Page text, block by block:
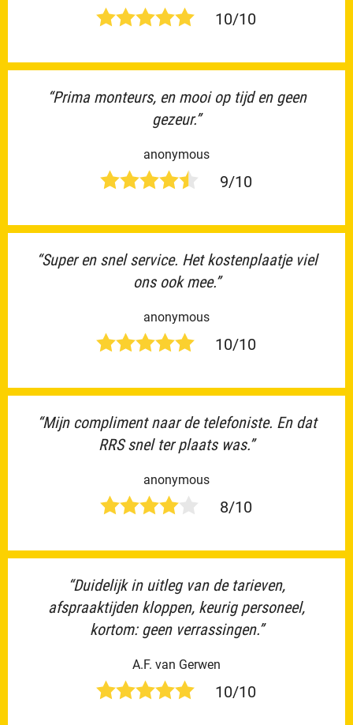
10/10
“Prima monteurs, en mooi op tijd en geen
gezeur.”
anonymous
9/10
“Super en snel service. Het kostenplaatje viel
ons ook mee.”
anonymous
10/10
“Mijn compliment naar de telefoniste. En dat
RRS snel ter plaats was.”
anonymous
8/10
“Duidelijk in uitleg van de tarieven,
afspraaktijden kloppen, keurig personeel,
kortom: geen verrassingen.”
A.F. van Gerwen
10/10